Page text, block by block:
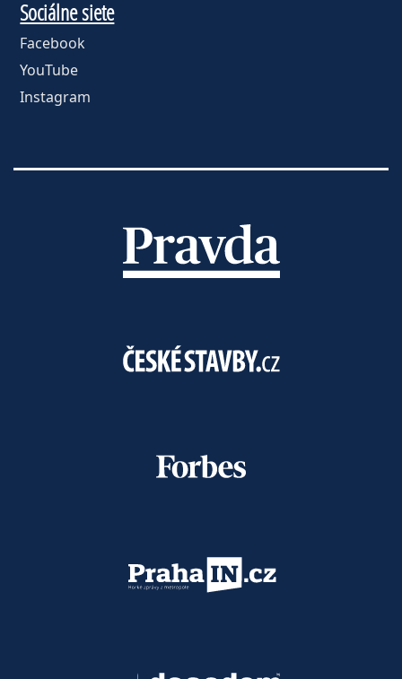
Sociálne siete
Facebook
YouTube
Instagram